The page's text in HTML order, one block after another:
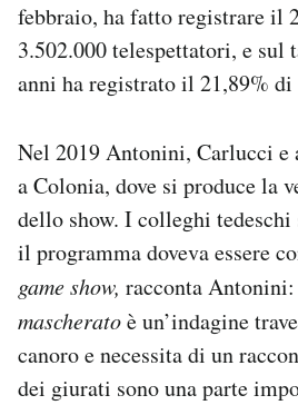
febbraio, ha fatto registrare il
3.502.000 telespettatori, e sul
anni ha registrato il 21,89% di
Nel 2019 Antonini, Carlucci e
a Colonia, dove si produce la
dello show. I colleghi
il programma doveva essere
game show, racconta Antonini:
mascheratoè un’indagine
canoro e necessita di un
dei giurati sono una parte